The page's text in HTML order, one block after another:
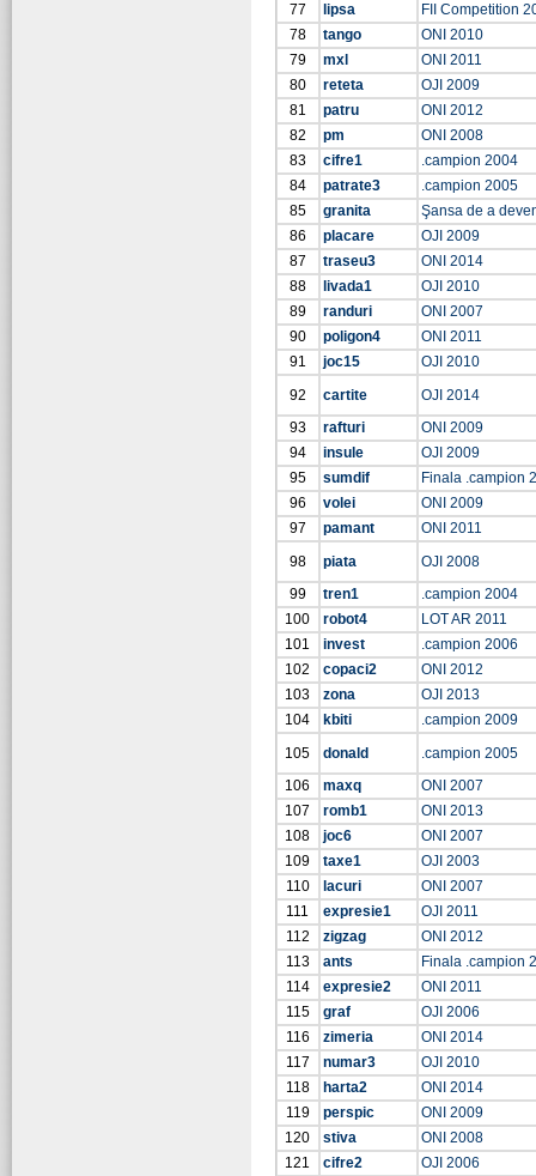
77
lipsa
FII Competition
78
tango
ONI 2010
79
mxl
ONI 2011
80
reteta
OJI 2009
81
patru
ONI 2012
82
pm
ONI 2008
83
cifre1
.campion 2004
84
patrate3
.campion 2005
85
granita
Şansa de a
86
placare
OJI 2009
87
traseu3
ONI 2014
88
livada1
OJI 2010
89
randuri
ONI 2007
90
poligon4
ONI 2011
91
joc15
OJI 2010
92
cartite
OJI 2014
93
rafturi
ONI 2009
94
insule
OJI 2009
95
sumdif
Finala .campion
96
volei
ONI 2009
97
pamant
ONI 2011
98
piata
OJI 2008
99
tren1
.campion 2004
100
robot4
LOT AR 2011
101
invest
.campion 2006
102
copaci2
ONI 2012
103
zona
OJI 2013
104
kbiti
.campion 2009
105
donald
.campion 2005
106
maxq
ONI 2007
107
romb1
ONI 2013
108
joc6
ONI 2007
109
taxe1
OJI 2003
110
lacuri
ONI 2007
111
expresie1
OJI 2011
112
zigzag
ONI 2012
113
ants
Finala .campion
114
expresie2
ONI 2011
115
graf
OJI 2006
116
zimeria
ONI 2014
117
numar3
OJI 2010
118
harta2
ONI 2014
119
perspic
ONI 2009
120
stiva
ONI 2008
121
cifre2
OJI 2006